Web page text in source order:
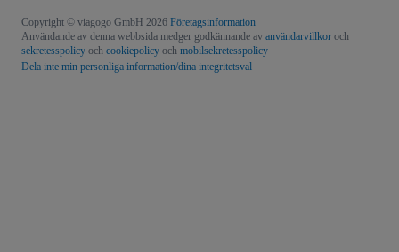
Copyright © viagogo GmbH 2026 Företagsinformation
Användande av denna webbsida medger godkännande av användarvillkor och
sekretesspolicy och cookiepolicy och mobilsekretesspolicy
Dela inte min personliga information/dina integritetsval